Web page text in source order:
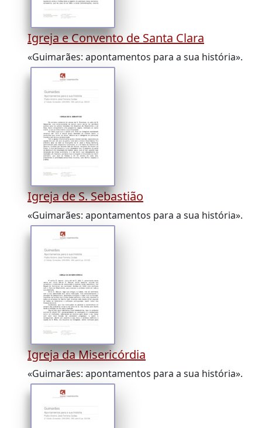
Igreja e Convento de Santa Clara
«Guimarães: apontamentos para a sua história».
Igreja de S. Sebastião
«Guimarães: apontamentos para a sua história».
Igreja da Misericórdia
«Guimarães: apontamentos para a sua história».